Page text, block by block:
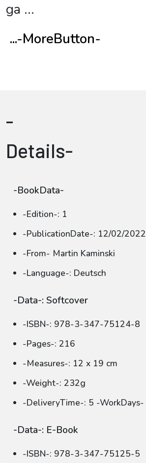
ga ...
...-MoreButton-
-
Details-
-BookData-
-Edition-: 1
-PublicationDate-: 12/02/2022
-From- Martin Kaminski
-Language-: Deutsch
-Data-: Softcover
-ISBN-: 978-3-347-75124-8
-Pages-: 216
-Measures-: 12 x 19 cm
-Weight-: 232g
-DeliveryTime-: 5 -WorkDays-
-Data-: E-Book
-ISBN-: 978-3-347-75125-5